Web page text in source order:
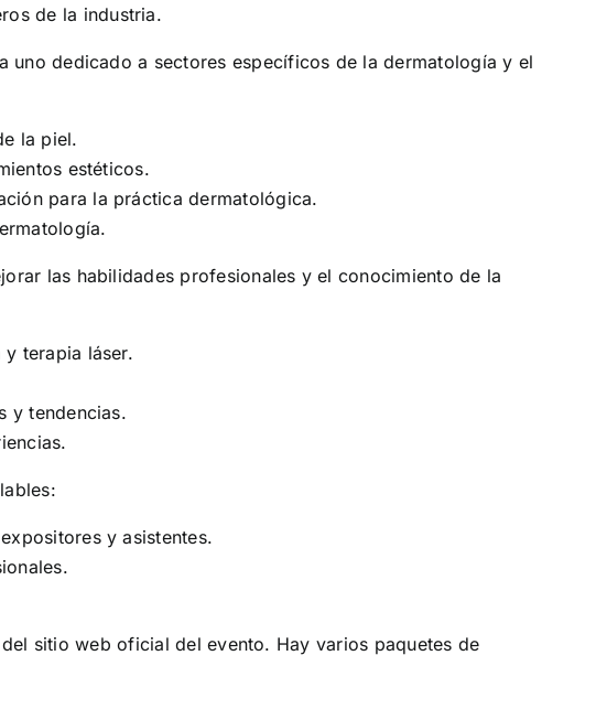
de la industria.
uno dedicado a sectores específicos de la dermatología y el
la piel.
estéticos.
para la práctica dermatológica.
las habilidades profesionales y el conocimiento de la
terapia láser.
y tendencias.
y asistentes.
sitio web oficial del evento. Hay varios paquetes de